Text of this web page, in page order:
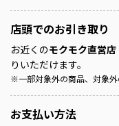
店頭でのお引き取り
お近くのモクモク直営
りいただけます。
※一部対象外の商品、対象外
お支払い方法